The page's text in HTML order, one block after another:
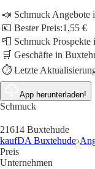
📣 Schmuck Angebote
💶 Bester Preis:1,55 €
📮 Schmuck Prospekte
🛒 Geschäfte in
⏱️ Letzte
App herunterladen!
Schmuck
21614 Buxtehude
kaufDA Buxtehude
Preis
Unternehmen